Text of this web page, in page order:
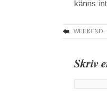
känns
WEEKEND.
Skriv